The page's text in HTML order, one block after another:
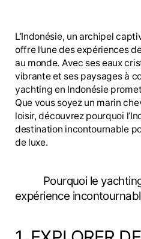
L’Indonésie, un archipel
offre l’une des expériences
au monde. Avec ses eaux
vibrante et ses paysages à
yachting en Indonésie
Que vous soyez un marin
loisir, découvrez pourquoi
destination incontournable
de luxe.
Pourquoi le
expérience